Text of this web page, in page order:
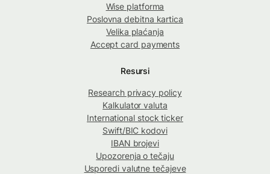
Wise platforma
Poslovna debitna kartica
Velika plaćanja
Accept card payments
Resursi
Research privacy policy
Kalkulator valuta
International stock ticker
Swift/BIC kodovi
IBAN brojevi
Upozorenja o tečaju
Usporedi valutne tečajeve